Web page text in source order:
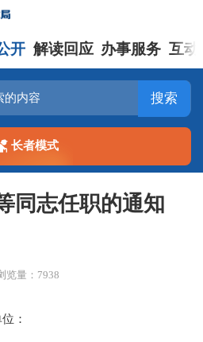
开 解读回应 办事服务 互动
搜索
长者模式
同志任职的通知
览量：7938
：